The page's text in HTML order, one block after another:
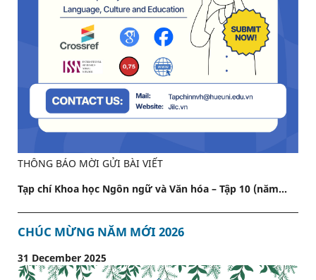
THÔNG BÁO MỜI GỬI BÀI VIẾT
Tạp chí Khoa học Ngôn ngữ và Văn hóa – Tập 10 (năm...
CHÚC MỪNG NĂM MỚI 2026
31 December 2025